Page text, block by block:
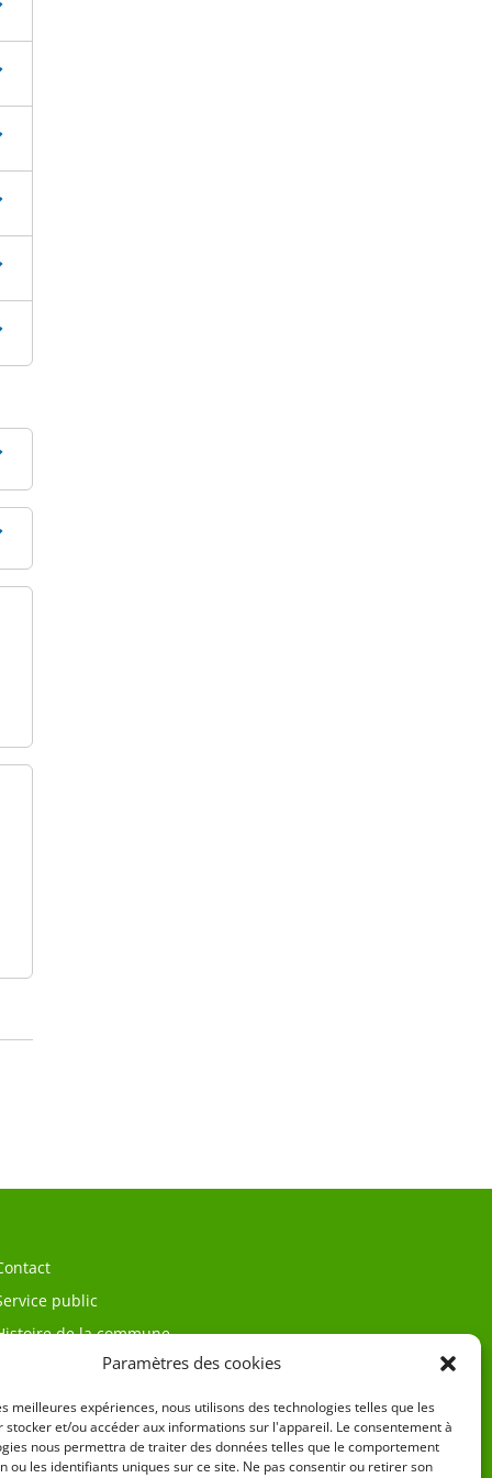
Paramètres des cookies
meilleures expériences, nous utilisons des technologies telles que les
stocker et/ou accéder aux informations sur l'appareil. Le consentement à
nous permettra de traiter des données telles que le comportement
ou les identifiants uniques sur ce site. Ne pas consentir ou retirer son
public
de la commune